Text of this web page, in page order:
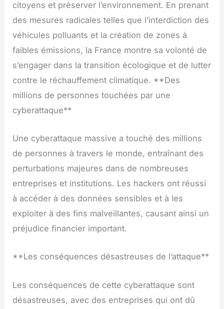
citoyens et préserver l’environnement. En prenant
des mesures radicales telles que l’interdiction des
véhicules polluants et la création de zones à
faibles émissions, la France montre sa volonté de
s’engager dans la transition écologique et de lutter
contre le réchauffement climatique. **Des
millions de personnes touchées par une
cyberattaque**
Une cyberattaque massive a touché des millions
de personnes à travers le monde, entraînant des
perturbations majeures dans de nombreuses
entreprises et institutions. Les hackers ont réussi
à accéder à des données sensibles et à les
exploiter à des fins malveillantes, causant ainsi un
préjudice financier important.
**Les conséquences désastreuses de l’attaque**
Les conséquences de cette cyberattaque sont
désastreuses, avec des entreprises qui ont dû